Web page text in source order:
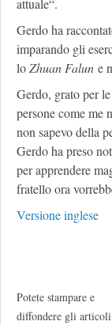
attuale“.
Gerdo ha
imparando gli
loZhuan Falun e
Gerdo, grato per
persone come
non sapevo della
Gerdo ha preso
per apprendere
fratello ora
Versione inglese
Potete stampare e
diffondere gli